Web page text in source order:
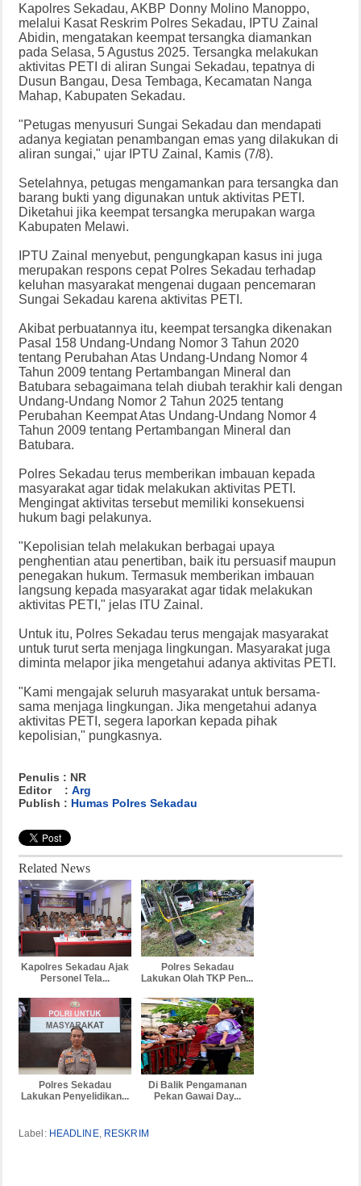
Kapolres Sekadau, AKBP Donny Molino Manoppo,
melalui Kasat Reskrim Polres Sekadau, IPTU Zainal
Abidin, mengatakan keempat tersangka diamankan
pada Selasa, 5 Agustus 2025. Tersangka melakukan
aktivitas PETI di aliran Sungai Sekadau, tepatnya di
Dusun Bangau, Desa Tembaga, Kecamatan Nanga
Mahap, Kabupaten Sekadau.
"Petugas menyusuri Sungai Sekadau dan mendapati
adanya kegiatan penambangan emas yang dilakukan di
aliran sungai," ujar IPTU Zainal, Kamis (7/8).
Setelahnya, petugas mengamankan para tersangka dan
barang bukti yang digunakan untuk aktivitas PETI.
Diketahui jika keempat tersangka merupakan warga
Kabupaten Melawi.
IPTU Zainal menyebut, pengungkapan kasus ini juga
merupakan respons cepat Polres Sekadau terhadap
keluhan masyarakat mengenai dugaan pencemaran
Sungai Sekadau karena aktivitas PETI.
Akibat perbuatannya itu, keempat tersangka dikenakan
Pasal 158 Undang-Undang Nomor 3 Tahun 2020
tentang Perubahan Atas Undang-Undang Nomor 4
Tahun 2009 tentang Pertambangan Mineral dan
Batubara sebagaimana telah diubah terakhir kali dengan
Undang-Undang Nomor 2 Tahun 2025 tentang
Perubahan Keempat Atas Undang-Undang Nomor 4
Tahun 2009 tentang Pertambangan Mineral dan
Batubara.
Polres Sekadau terus memberikan imbauan kepada
masyarakat agar tidak melakukan aktivitas PETI.
Mengingat aktivitas tersebut memiliki konsekuensi
hukum bagi pelakunya.
"Kepolisian telah melakukan berbagai upaya
penghentian atau penertiban, baik itu persuasif maupun
penegakan hukum. Termasuk memberikan imbauan
langsung kepada masyarakat agar tidak melakukan
aktivitas PETI," jelas ITU Zainal.
Untuk itu, Polres Sekadau terus mengajak masyarakat
untuk turut serta menjaga lingkungan. Masyarakat juga
diminta melapor jika mengetahui adanya aktivitas PETI.
"Kami mengajak seluruh masyarakat untuk bersama-
sama menjaga lingkungan. Jika mengetahui adanya
aktivitas PETI, segera laporkan kepada pihak
kepolisian," pungkasnya.
Penulis : NR
Editor : Arg
Publish : Humas Polres Sekadau
Related News
Kapolres Sekadau Ajak
Personel Tela...
Polres Sekadau
Lakukan Olah TKP Pen...
Polres Sekadau
Lakukan Penyelidikan...
Di Balik Pengamanan
Pekan Gawai Day...
Label: HEADLINE, RESKRIM